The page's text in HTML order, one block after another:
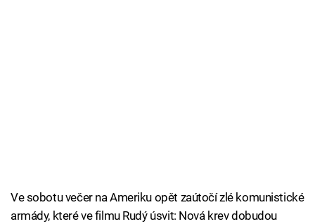
Ve sobotu večer na Ameriku opět zaútočí zlé komunistické
armády, které ve filmu Rudý úsvit: Nová krev dobudou